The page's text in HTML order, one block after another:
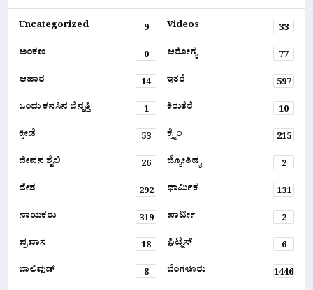
Uncategorized 9 Videos
33
ಅಂಕಣ
0 ಆರೋಗ್ಯ
77
ಆಹಾರ
14 ಇತರೆ
597
ಒಂದು ಕನಸಿನ ಬೆನ್ನತ್ತಿ
1 ಕಿರುತೆರೆ
10
ಕ್ರೀಡೆ
53 ಕ್ರೈಂ
215
ಜೀವನ ಶೈಲಿ
26 ಜ್ಯೋತಿಷ್ಯ
2
ದೇಶ
292 ಧಾರ್ಮಿಕ
131
ನಾಯಕರು
319 ಪಾರ್ಟೀ
2
ಪ್ರವಾಸ
18 ಫ಼ಿಟ್ನೆಸ್
6
ಬಾಲಿವುಡ್
8 ಬೆಂಗಳೂರು
1446